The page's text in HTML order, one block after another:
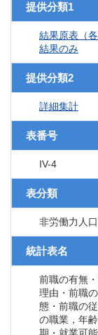
提供分類1
結果原表（
結果のみ
提供分類2
詳細集計
表番号
IV-4
表分類
非労働力人口
統計表名
前職の有無
理由・前職
態・前職の
の職業，年